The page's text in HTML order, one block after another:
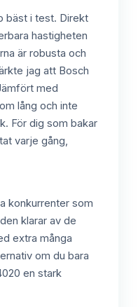
bäst i test. Direkt
hastigheten
är robusta och
jag att Bosch
med
lång och inte
För dig som bakar
varje gång,
konkurrenter som
klarar av de
extra många
om du bara
en stark